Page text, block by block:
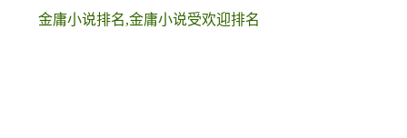
金庸小说排名,金庸小说受欢迎排名